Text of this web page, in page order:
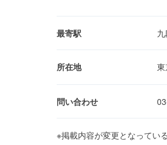
最寄駅
所在地
問い合わせ
※掲載内容が変更となってい